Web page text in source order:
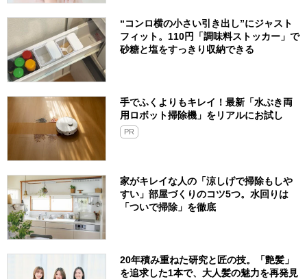
“コンロ横の小さい引き出し”にジャスト
フィット。110円「調味料ストッカー」で
砂糖と塩をすっきり収納できる
手でふくよりもキレイ！最新「水ぶき両
用ロボット掃除機」をリアルにお試し
PR
家がキレイな人の「涼しげで掃除もしや
すい」部屋づくりのコツ5つ。水回りは
「ついで掃除」を徹底
20年積み重ねた研究と匠の技。「艶髪」
を追求した1本で、大人髪の魅力を再発見